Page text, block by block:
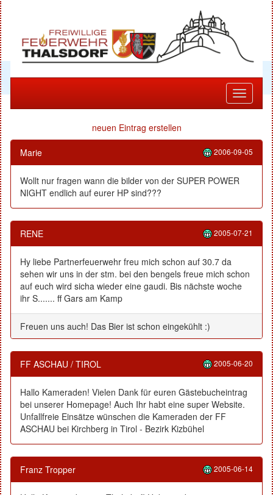
Toggle
neuen Eintrag erstellen
Marie 2006-09-05
Wollt nur fragen wann die bilder von der SUPER POWER
NIGHT endlich auf eurer HP sind???
RENE 2005-07-21
Hy liebe Partnerfeuerwehr freu mich schon auf 30.7 da
sehen wir uns in der stm. bei den bengels freue mich schon
auf euch wird sicha wieder eine gaudi. Bis nächste woche
ihr S....... ff Gars am Kamp
Freuen uns auch! Das Bier ist schon eingekühlt :)
FF ASCHAU / TIROL 2005-06-20
Hallo Kameraden! Vielen Dank für euren Gästebucheintrag
bei unserer Homepage! Auch Ihr habt eine super Website.
Unfallfreie Einsätze wünschen die Kameraden der FF
ASCHAU bei Kirchberg in Tirol - Bezirk Kizbühel
Franz Tropper 2005-06-14